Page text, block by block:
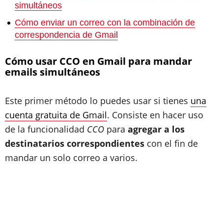
simultáneos
Cómo enviar un correo con la combinación de
correspondencia de Gmail
Cómo usar CCO en Gmail para mandar
emails simultáneos
Este primer método lo puedes usar si tienes una
cuenta gratuita de Gmail. Consiste en hacer uso
de la funcionalidad CCO para agregar a los
destinatarios correspondientes con el fin de
mandar un solo correo a varios.